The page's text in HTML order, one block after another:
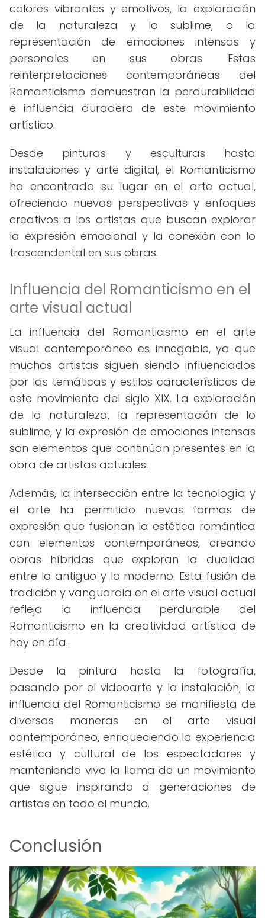
colores vibrantes y emotivos, la exploración
de la naturaleza y lo sublime, o la
representación de emociones intensas y
personales en sus obras. Estas
reinterpretaciones contemporáneas del
Romanticismo demuestran la perdurabilidad
e influencia duradera de este movimiento
artístico.
Desde pinturas y esculturas hasta
instalaciones y arte digital, el Romanticismo
ha encontrado su lugar en el arte actual,
ofreciendo nuevas perspectivas y enfoques
creativos a los artistas que buscan explorar
la expresión emocional y la conexión con lo
trascendental en sus obras.
Influencia del Romanticismo en el
arte visual actual
La influencia del Romanticismo en el arte
visual contemporáneo es innegable, ya que
muchos artistas siguen siendo influenciados
por las temáticas y estilos característicos de
este movimiento del siglo XIX. La exploración
de la naturaleza, la representación de lo
sublime, y la expresión de emociones intensas
son elementos que continúan presentes en la
obra de artistas actuales.
Además, la intersección entre la tecnología y
el arte ha permitido nuevas formas de
expresión que fusionan la estética romántica
con elementos contemporáneos, creando
obras híbridas que exploran la dualidad
entre lo antiguo y lo moderno. Esta fusión de
tradición y vanguardia en el arte visual actual
refleja la influencia perdurable del
Romanticismo en la creatividad artística de
hoy en día.
Desde la pintura hasta la fotografía,
pasando por el videoarte y la instalación, la
influencia del Romanticismo se manifiesta de
diversas maneras en el arte visual
contemporáneo, enriqueciendo la experiencia
estética y cultural de los espectadores y
manteniendo viva la llama de un movimiento
que sigue inspirando a generaciones de
artistas en todo el mundo.
Conclusión